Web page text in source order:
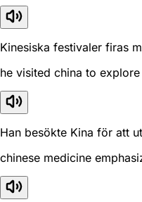
Kinesiska festivaler firas
he visited china to
Han besökte Kina för att
chinese medicine